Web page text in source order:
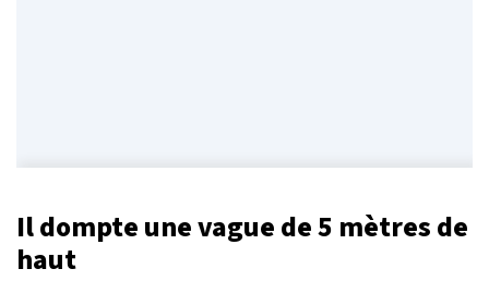
Il dompte une vague de 5 mètres de
haut